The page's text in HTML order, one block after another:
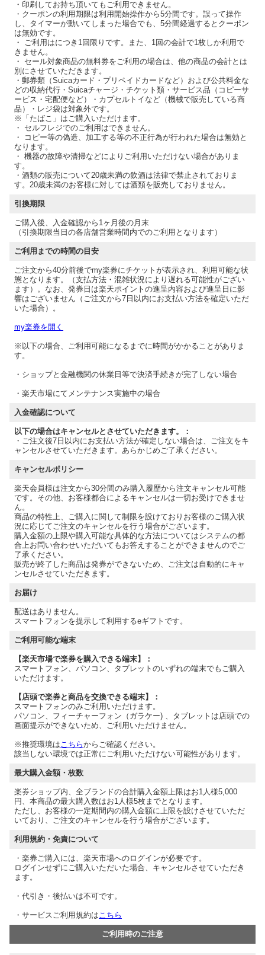
・印刷してお持ち頂いてもご利用できません。
・クーポンの利用期限は利用開始操作から5分間です。誤って操作
し、タイマーが動いてしまった場合でも、5分間経過するとクーポン
は無効です。
・ ご利用はにつき1回限りです。また、1回の会計で1枚しか利用で
きません。
・ セール対象商品の無料券をご利用の場合は、他の商品の会計とは
別にさせていただきます。
・郵券類（Suicaカード・プリペイドカードなど）および公共料金な
どの収納代行・Suicaチャージ・チケット類・サービス品（コピーサ
ービス・宅配便など）・カプセルトイなど（機械で販売している商
品）・レジ袋は対象外です。
※「たばこ」はご購入いただけます。
・ セルフレジでのご利用はできません。
・ コピー等の偽造、加工する等の不正行為が行われた場合は無効と
なります。
・ 機器の故障や清掃などによりご利用いただけない場合がありま
す。
・酒類の販売について20歳未満の飲酒は法律で禁止されておりま
す。20歳未満のお客様に対しては酒類を販売しておりません。
引換期限
ご購入後、入金確認から1ヶ月後の月末
（引換期限当日の各店舗営業時間内でのご利用となります）
ご利用までの時間の目安
ご注文から40分前後でmy楽券にチケットが表示され、利用可能な状
態となります。（支払方法・混雑状況により遅れる可能性がござい
ます）。なお、発券日は楽天ポイントの進呈内容および進呈日に影
響はございません（ご注文から7日以内にお支払い方法を確定いただ
いた場合）。
my楽券を開く
※以下の場合、ご利用可能になるまでに時間がかかることがありま
す。
・ショップと金融機関の休業日等で決済手続きが完了しない場合
・楽天市場にてメンテナンス実施中の場合
入金確認について
以下の場合はキャンセルとさせていただきます。：
・ご注文後7日以内にお支払い方法が確定しない場合は、ご注文をキ
ャンセルさせていただきます。あらかじめご了承ください。
キャンセルポリシー
楽天会員様は注文から30分間のみ購入履歴から注文キャンセル可能
です。その他、お客様都合によるキャンセルは一切お受けできませ
ん。
商品の特性上、ご購入に関して制限を設けておりお客様のご購入状
況に応じてご注文のキャンセルを行う場合がございます。
購入金額の上限や購入可能な具体的な方法についてはシステムの都
合上お問い合わせいただいてもお答えすることができませんのでご
了承ください。
販売が終了した商品は発券ができないため、ご注文は自動的にキャ
ンセルさせていただきます。
お届け
配送はありません。
スマートフォンを提示して利用するeギフトです。
ご利用可能な端末
【楽天市場で楽券を購入できる端末】：
スマートフォン、パソコン、タブレットのいずれの端末でもご購入
いただけます。
【店頭で楽券と商品を交換できる端末】：
スマートフォンのみご利用いただけます。
パソコン、フィーチャーフォン（ガラケー) 、タブレットは店頭での
画面提示ができないため、ご利用いただけません。
※推奨環境は こちらからご確認ください。
該当しない環境では正常にご利用いただけない可能性があります。
最大購入金額・枚数
楽券ショップ内、全ブランドの合計購入金額上限はお1人様5,000
円、本商品の最大購入数はお1人様5枚までとなります。
ただし、お客様の一定期間内の購入金額に上限を設けさせていただ
いており、ご注文のキャンセルを行う場合がございます。
利用規約・免責について
・楽券ご購入には、楽天市場へのログインが必要です。
ログインせずにご購入いただいた場合、キャンセルさせていただき
ます。
・代引き・後払いは不可です。
・サービスご利用規約は こちら
ご利用時のご注意